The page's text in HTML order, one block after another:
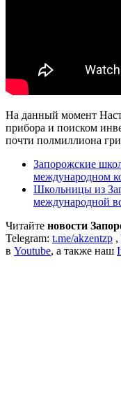
На данный момент
прибора и поиском
почти полмиллиона
Запорожские
международном
Школьницы из
международной
Читайте новости
Telegram: t.me/akzentzp ,
в Youtube, а также наш